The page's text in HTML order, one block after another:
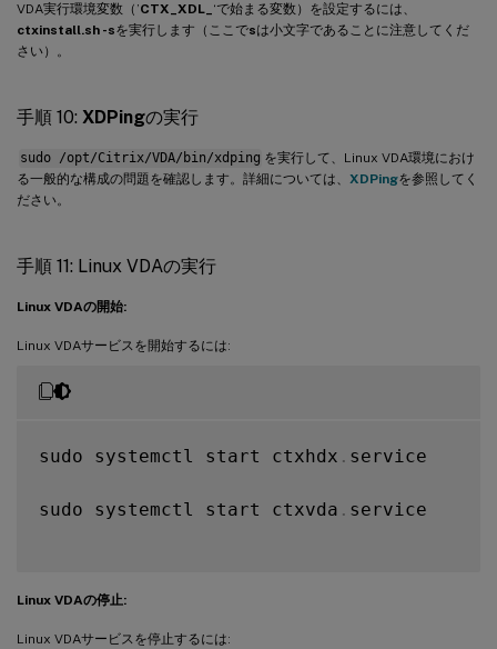
VDA実行環境変数（’CTX_XDL_ ‘で始まる変数）を設定するには、
ctxinstall.sh -sを実行します（ここでsは小文字であることに注意してくだ
さい）。
手順 10: XDPingの実行
sudo /opt/Citrix/VDA/bin/xdping を実行して、Linux VDA環境におけ
る一般的な構成の問題を確認します。詳細については、 XDPingを参照してく
ださい。
手順 11: Linux VDAの実行
Linux VDAの開始:
Linux VDAサービスを開始するには:
sudo systemctl start ctxhdx . service
sudo systemctl start ctxvda . service
Linux VDAの停止:
Linux VDAサービスを停止するには: